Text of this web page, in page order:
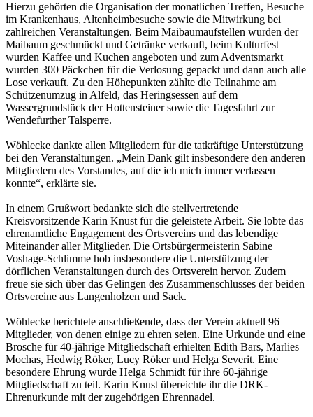
Hierzu gehörten die Organisation der monatlichen Treffen, Besuche
im Krankenhaus, Altenheimbesuche sowie die Mitwirkung bei
zahlreichen Veranstaltungen. Beim Maibaumaufstellen wurden der
Maibaum geschmückt und Getränke verkauft, beim Kulturfest
wurden Kaffee und Kuchen angeboten und zum Adventsmarkt
wurden 300 Päckchen für die Verlosung gepackt und dann auch alle
Lose verkauft. Zu den Höhepunkten zählte die Teilnahme am
Schützenumzug in Alfeld, das Heringsessen auf dem
Wassergrundstück der Hottensteiner sowie die Tagesfahrt zur
Wendefurther Talsperre.
Wöhlecke dankte allen Mitgliedern für die tatkräftige Unterstützung
bei den Veranstaltungen. „Mein Dank gilt insbesondere den anderen
Mitgliedern des Vorstandes, auf die ich mich immer verlassen
konnte“, erklärte sie.
In einem Grußwort bedankte sich die stellvertretende
Kreisvorsitzende Karin Knust für die geleistete Arbeit. Sie lobte das
ehrenamtliche Engagement des Ortsvereins und das lebendige
Miteinander aller Mitglieder. Die Ortsbürgermeisterin Sabine
Voshage-Schlimme hob insbesondere die Unterstützung der
dörflichen Veranstaltungen durch des Ortsverein hervor. Zudem
freue sie sich über das Gelingen des Zusammenschlusses der beiden
Ortsvereine aus Langenholzen und Sack.
Wöhlecke berichtete anschließende, dass der Verein aktuell 96
Mitglieder, von denen einige zu ehren seien. Eine Urkunde und eine
Brosche für 40-jährige Mitgliedschaft erhielten Edith Bars, Marlies
Mochas, Hedwig Röker, Lucy Röker und Helga Severit. Eine
besondere Ehrung wurde Helga Schmidt für ihre 60-jährige
Mitgliedschaft zu teil. Karin Knust übereichte ihr die DRK-
Ehrenurkunde mit der zugehörigen Ehrennadel.